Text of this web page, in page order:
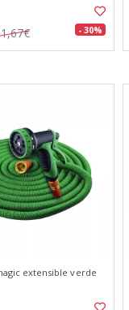
- 30%
extensible verde